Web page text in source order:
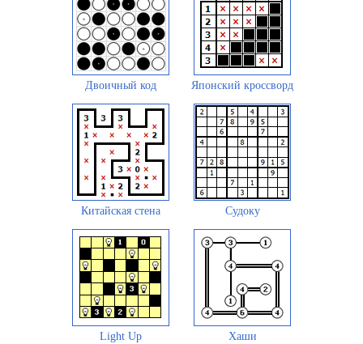
Двоичный код Японский кроссворд
Китайская стена Судоку
Light Up Хаши